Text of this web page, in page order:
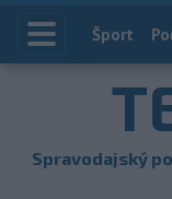
Index
Šport
Spravodajský